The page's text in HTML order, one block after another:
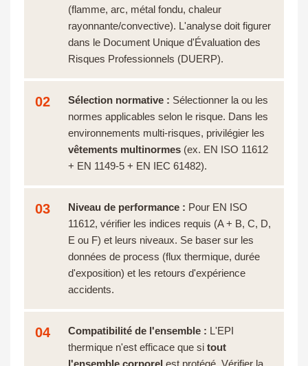
(flamme, arc, métal fondu, chaleur
rayonnante/convective). L'analyse doit figurer
dans le Document Unique d'Évaluation des
Risques Professionnels (DUERP).
02 Sélection normative : Sélectionner la ou les
normes applicables selon le risque. Dans les
environnements multi-risques, privilégier les
vêtements multinormes (ex. EN ISO 11612
+ EN 1149-5 + EN IEC 61482).
03 Niveau de performance : Pour EN ISO
11612, vérifier les indices requis (A + B, C, D,
E ou F) et leurs niveaux. Se baser sur les
données de process (flux thermique, durée
d'exposition) et les retours d'expérience
accidents.
04 Compatibilité de l'ensemble : L'EPI
thermique n'est efficace que si tout